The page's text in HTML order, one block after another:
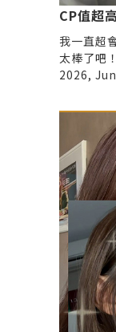
CP值超
我一直超
太棒了吧
渣！」 我
年代 可是
然不如都不要動 這是我
中排名第一的醫
跟眉間紋
壓眼 看起
效果，和
好、經驗
分（滿分
睛能張到
2026,